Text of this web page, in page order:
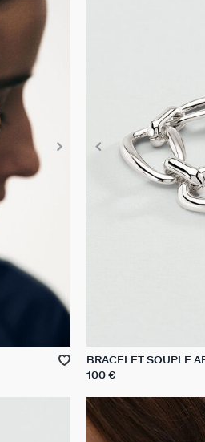
BRACELET SOUPLE
100 €